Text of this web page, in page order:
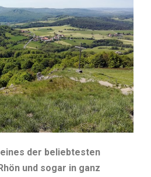
der beliebtesten
und sogar in ganz